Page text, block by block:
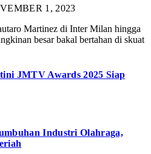
1, 2023
Martinez di Inter Milan hingga
besar bakal bertahan di skuat
JMTV Awards 2025 Siap
Industri Olahraga,